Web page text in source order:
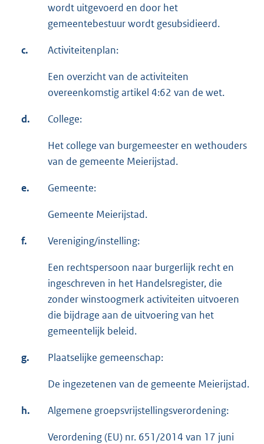
wordt uitgevoerd en door het
gemeentebestuur wordt gesubsidieerd.
c. Activiteitenplan:
Een overzicht van de activiteiten
overeenkomstig artikel 4:62 van de wet.
d. College:
Het college van burgemeester en wethouders
van de gemeente Meierijstad.
e. Gemeente:
Gemeente Meierijstad.
f. Vereniging/instelling:
Een rechtspersoon naar burgerlijk recht en
ingeschreven in het Handelsregister, die
zonder winstoogmerk activiteiten uitvoeren
die bijdrage aan de uitvoering van het
gemeentelijk beleid.
g. Plaatselijke gemeenschap:
De ingezetenen van de gemeente Meierijstad.
h. Algemene groepsvrijstellingsverordening:
Verordening (EU) nr. 651/2014 van 17 juni